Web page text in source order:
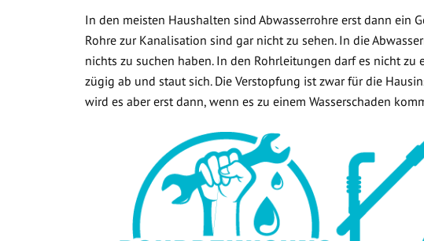
In den meisten Haushalten sind Abwasserrohre erst dann ein
Rohre zur Kanalisation sind gar nicht zu sehen. In die
nichts zu suchen haben. In den Rohrleitungen darf es nicht zu
zügig ab und staut sich. Die Verstopfung ist zwar für die
wird es aber erst dann, wenn es zu einem Wasserschaden